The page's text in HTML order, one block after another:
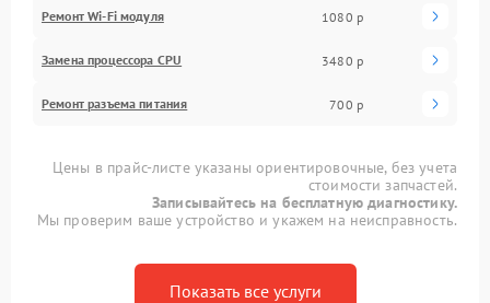
Ремонт Wi-Fi модуля 1080 р
Замена процессора CPU 3480 р
Ремонт разъема питания 700 р
Цены в прайс-листе указаны ориентировочные, без учета
стоимости запчастей.
Записывайтесь на бесплатную диагностику.
Мы проверим ваше устройство и укажем на неисправность.
Показать все услуги